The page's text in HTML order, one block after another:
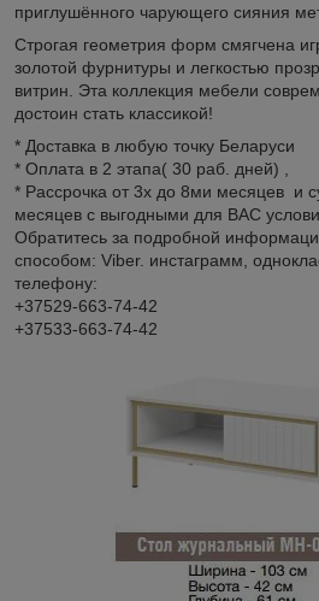
приглушённого чарующего сияния
Строгая геометрия форм смягчена
золотой фурнитуры и легкостью
витрин. Эта коллекция мебели
достоин стать классикой!
* Доставка в любую точку Беларуси
* Оплата в 2 этапа( 30 раб. дней) ,
* Рассрочка от 3х до 8ми месяцев и
месяцев с выгодными для ВАС
Обратитесь за подробной
способом: Viber. инстаграмм,
телефону:
+37529-663-74-42
+37533-663-74-42